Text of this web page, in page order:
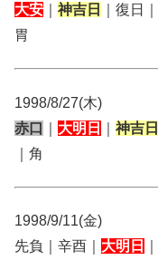
大安
神吉日 ｜復日｜
胃
1998/8/27(木)
赤口
大明日 神吉日
｜角
1998/9/11(金)
先負｜辛酉｜ 大明日